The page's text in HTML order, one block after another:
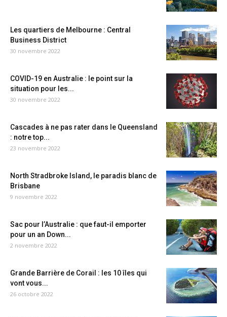
Les quartiers de Melbourne : Central
Business District
30 novembre 2022
COVID-19 en Australie : le point sur la
situation pour les...
30 novembre 2022
Cascades à ne pas rater dans le Queensland
: notre top...
23 novembre 2022
North Stradbroke Island, le paradis blanc de
Brisbane
9 novembre 2022
Sac pour l’Australie : que faut-il emporter
pour un an Down...
2 novembre 2022
Grande Barrière de Corail : les 10 îles qui
vont vous...
26 octobre 2022